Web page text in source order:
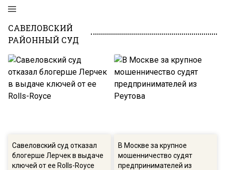
САВЕЛОВСКИЙ
РАЙОННЫЙ СУД
Савеловский суд отказал
блогерше Лерчек в выдаче
ключей от ее Rolls-Royce
В Москве за крупное
мошенничество судят
предпринимателей из